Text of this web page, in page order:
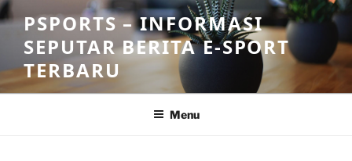
Skip
to
content
PSPORTS – INFORMASI
SEPUTAR BERITA E-SPORT
TERBARU
Menu